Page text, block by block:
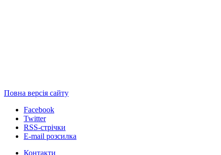
Повна версія сайту
Facebook
Twitter
RSS-стрічки
E-mail розсилка
Контакти